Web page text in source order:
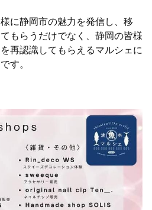
に静岡市の魅力を発信し、移
もらうだけでなく、静岡の皆様
再認識してもらえるマルシェに
す。